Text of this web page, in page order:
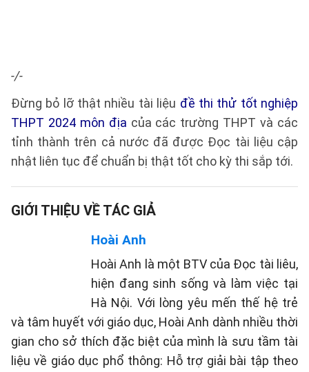
-/-
Đừng bỏ lỡ thật nhiều tài liệu đề thi thử tốt nghiệp
THPT 2024 môn địa của các trường THPT và các
tỉnh thành trên cả nước đã được Đọc tài liệu cập
nhật liên tục để chuẩn bị thật tốt cho kỳ thi sắp tới.
GIỚI THIỆU VỀ TÁC GIẢ
Hoài Anh
Hoài Anh là một BTV của Đọc tài liêu,
hiện đang sinh sống và làm việc tại
Hà Nội. Với lòng yêu mến thế hệ trẻ
và tâm huyết với giáo dục, Hoài Anh dành nhiều thời
gian cho sở thích đặc biệt của mình là sưu tầm tài
liệu về giáo dục phổ thông: Hỗ trợ giải bài tập theo